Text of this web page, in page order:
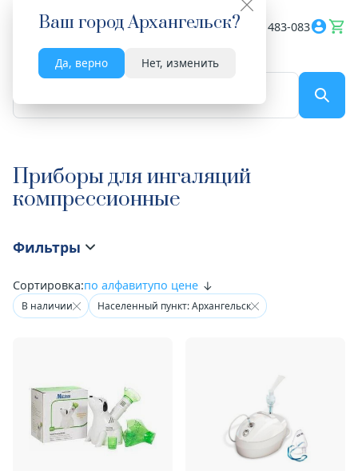
Ваш городАрхангельск?
Да, верно Нет, изменить
Весь сайт 8182 483-083
Приборы для ингаляций
компрессионные
Фильтры
Сортировка:по алфавитупо цене
В наличии Населенный пункт: Архангельск